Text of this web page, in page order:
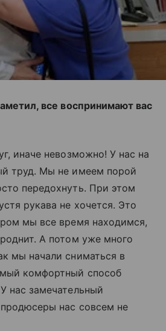
все воспринимают вас
иначе невозможно! У нас на
труд. Мы не имеем порой
передохнуть. При этом
рукава не хочется. Это
мы все время находимся,
А потом уже много
мы начали сниматься в
комфортный способ
нас замечательный
нас совсем не